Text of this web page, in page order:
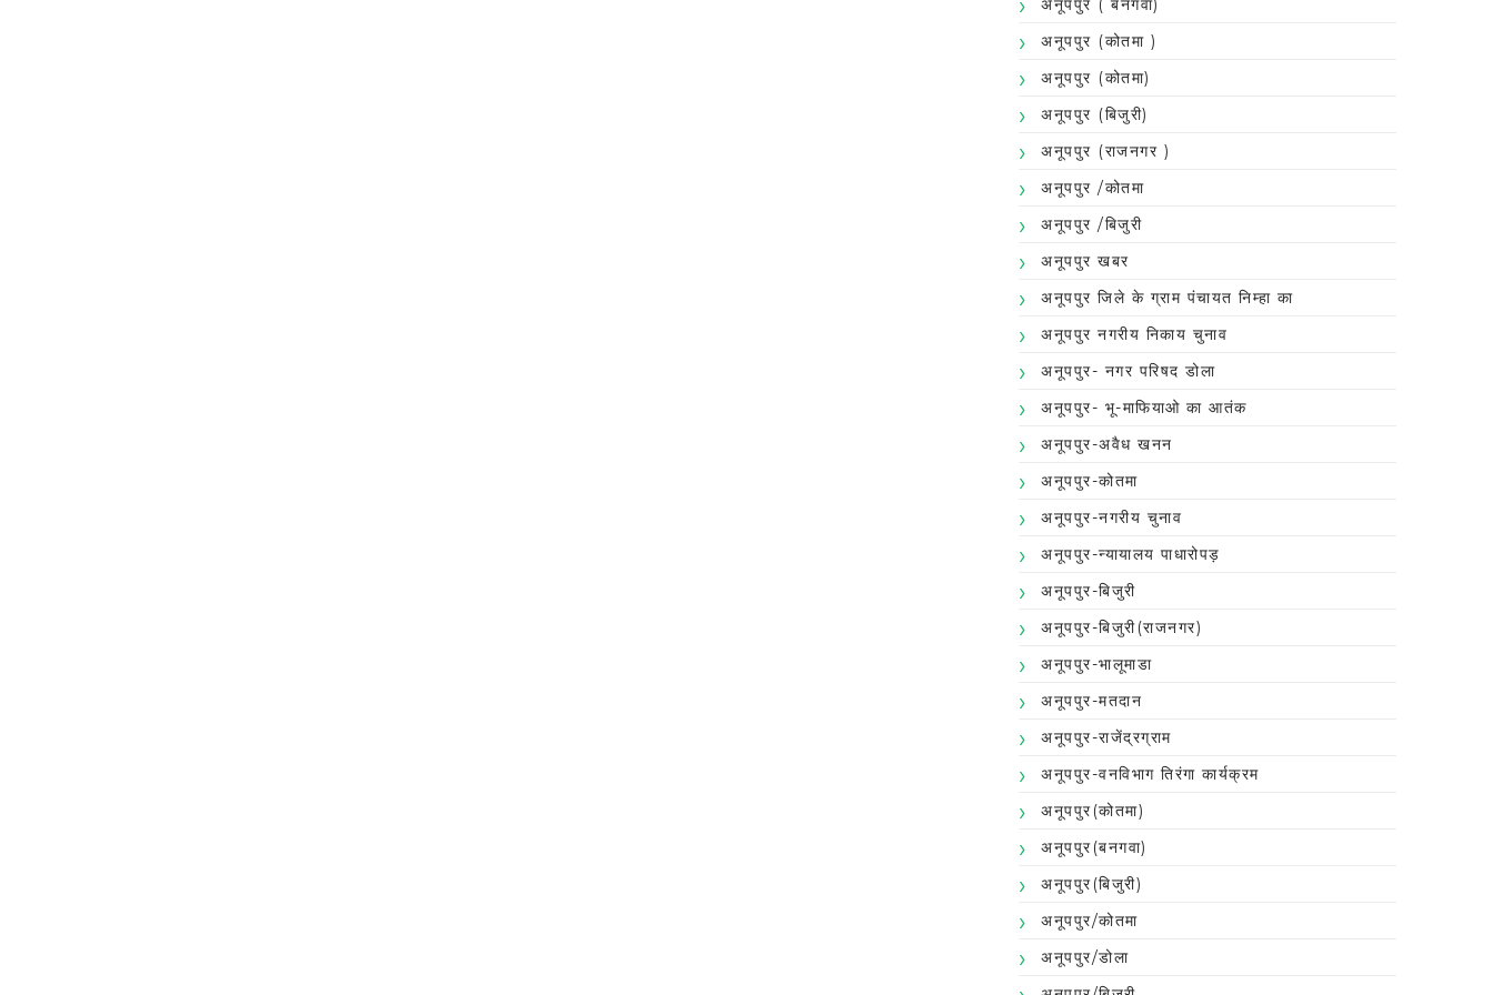
अनूपपुर ( बनगवा)
अनूपपुर (कोतमा )
अनूपपुर (कोतमा)
अनूपपुर (बिजुरी)
अनूपपुर (राजनगर )
अनूपपुर /कोतमा
अनूपपुर /बिजुरी
अनूपपुर खबर
अनूपपुर जिले के ग्राम पंचायत निम्हा का
अनूपपुर नगरीय निकाय चुनाव
अनूपपुर- नगर परिषद डोला
अनूपपुर- भू-माफियाओ का आतंक
अनूपपुर-अवैध खनन
अनूपपुर-कोतमा
अनूपपुर-नगरीय चुनाव
अनूपपुर-न्यायालय पाधारोपड़
अनूपपुर-बिजुरी
अनूपपुर-बिजुरी(राजनगर)
अनूपपुर-भालूमाडा
अनूपपुर-मतदान
अनूपपुर-राजेंद्रग्राम
अनूपपुर-वनविभाग तिरंगा कार्यक्रम
अनूपपुर(कोतमा)
अनूपपुर(बनगवा)
अनूपपुर(बिजुरी)
अनूपपुर/कोतमा
अनूपपुर/डोला